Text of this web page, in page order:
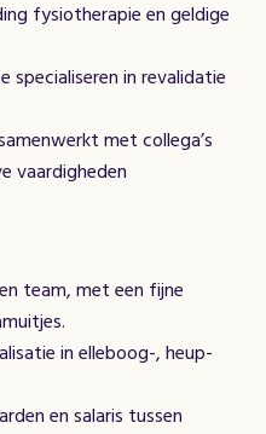
fysiotherapie en geldige
specialiseren in revalidatie
met collega’s
vaardigheden
team, met een fijne
in elleboog-, heup-
en salaris tussen